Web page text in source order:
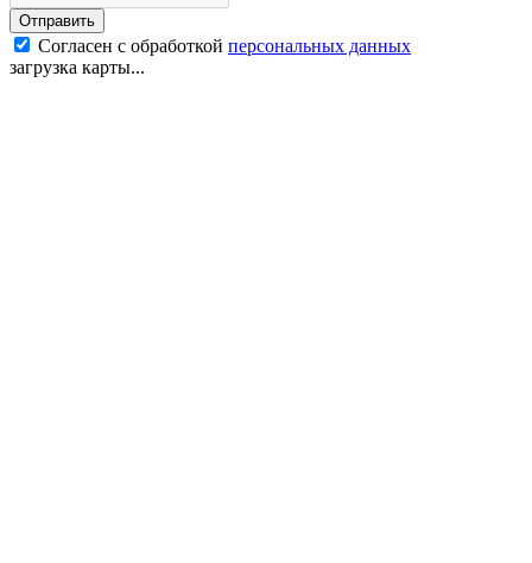
Отправить
Согласен с обработкой персональных данных
загрузка карты...